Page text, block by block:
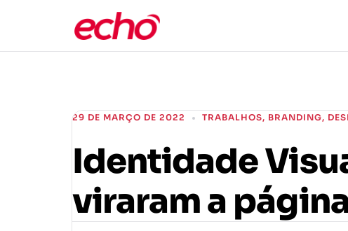
29 DE MARÇO DE 2022 TRABALHOS, BRANDING,
Identidade
viraram a